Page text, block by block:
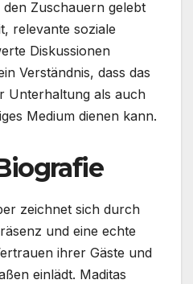
Zuschauern gelebt
relevante soziale
Diskussionen
Verständnis, dass das
Unterhaltung als auch
Medium dienen kann.
zeichnet sich durch
und eine echte
ihrer Gäste und
einlädt. Maditas